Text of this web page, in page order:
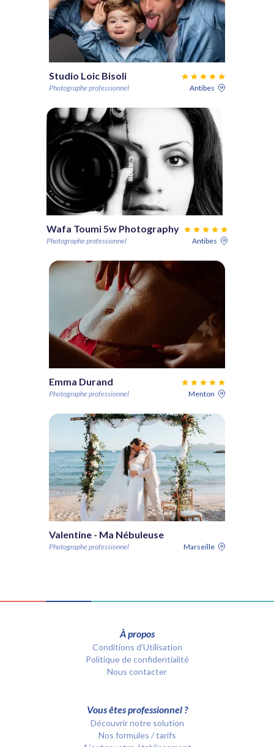
Studio Loic Bisoli
Photographe professionnel Antibes
Wafa Toumi 5w Photography
Photographe professionnel Antibes
Emma Durand
Photographe professionnel Menton
Valentine - Ma Nébuleuse
Photographe professionnel Marseille
À propos
Conditions d’Utilisation
Politique de confidentialité
Nous contacter
Vous êtes professionnel ?
Découvrir notre solution
Nos formules / tarifs